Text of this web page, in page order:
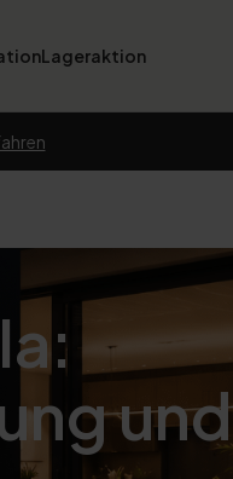
Lageraktion
und